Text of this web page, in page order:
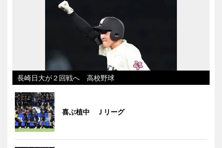
長崎日大が２回戦へ 高校野球
喜ぶ植中 Ｊリーグ